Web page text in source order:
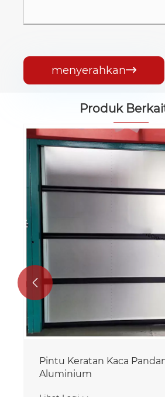
menyerahkan
Produk
Pintu garaj kaca penuh
moden
Lihat Lagi >>
